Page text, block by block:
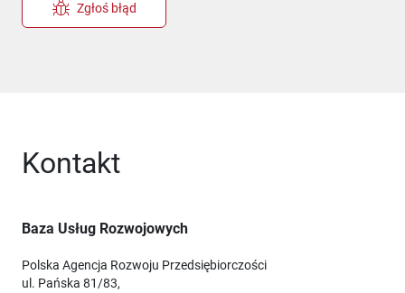
Zgłoś błąd
Kontakt
Baza Usług Rozwojowych
Polska Agencja Rozwoju Przedsiębiorczości
ul. Pańska 81/83,